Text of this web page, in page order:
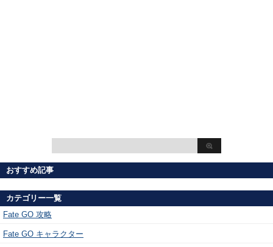
おすすめ記事
カテゴリー一覧
Fate GO 攻略
Fate GO キャラクター